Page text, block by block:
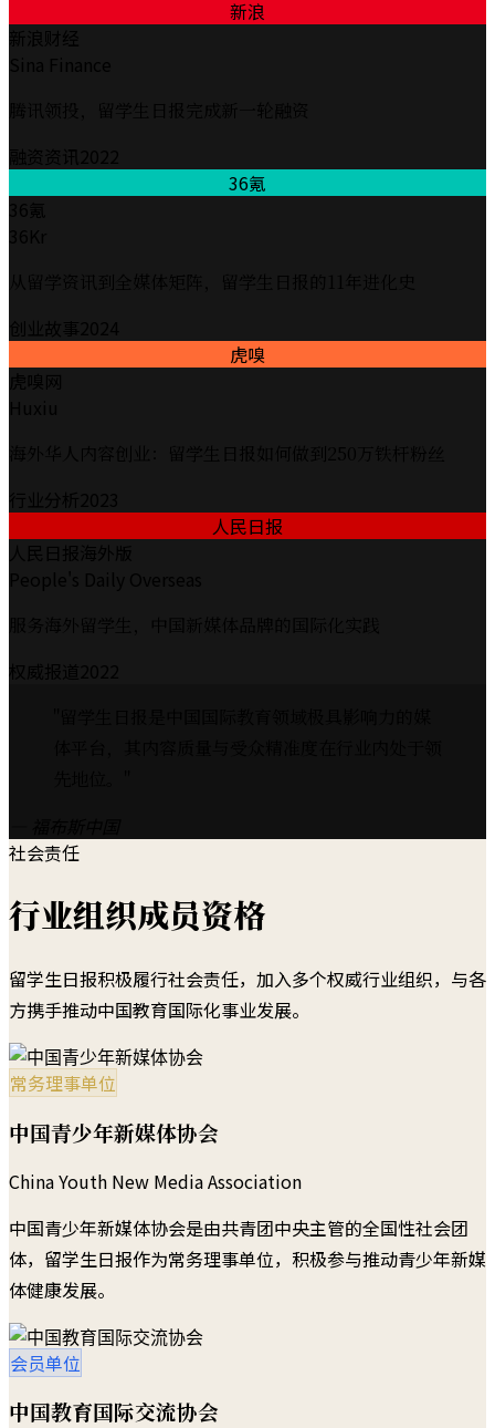
新浪
36氪
虎嗅
人民日报
社会责任
行业组织成员资格
留学生日报积极履行社会责任，加入多个权威行业组织，与各
方携手推动中国教育国际化事业发展。
常务理事单位
中国青少年新媒体协会
China Youth New Media Association
中国青少年新媒体协会是由共青团中央主管的全国性社会团
体，留学生日报作为常务理事单位，积极参与推动青少年新媒
体健康发展。
会员单位
中国教育国际交流协会